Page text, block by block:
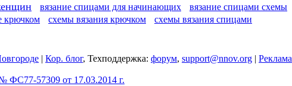
вязание спицами для начинающих вязание спицами схемы
крючком схемы вязания крючком схемы вязания спицами
| Кор. блог, Техподдержка: форум, support@nnov.org | Реклама
ФС77-57309 от 17.03.2014 г.